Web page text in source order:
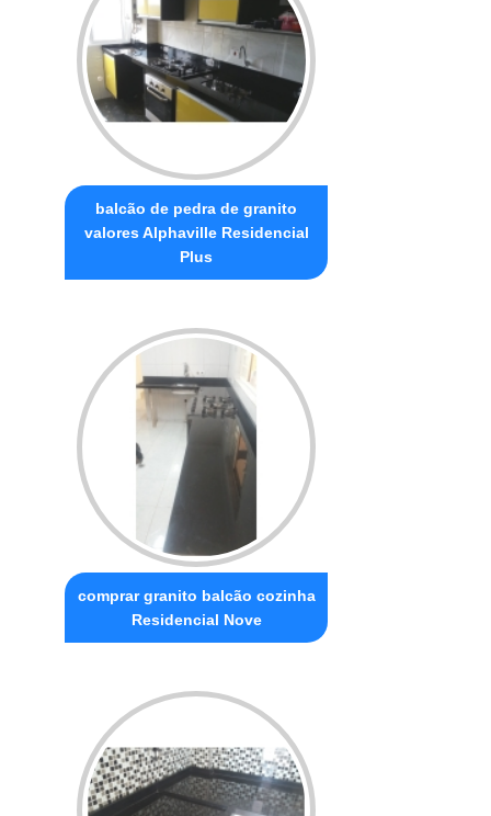
balcão de pedra de granito
valores Alphaville Residencial
Plus
comprar granito balcão cozinha
Residencial Nove